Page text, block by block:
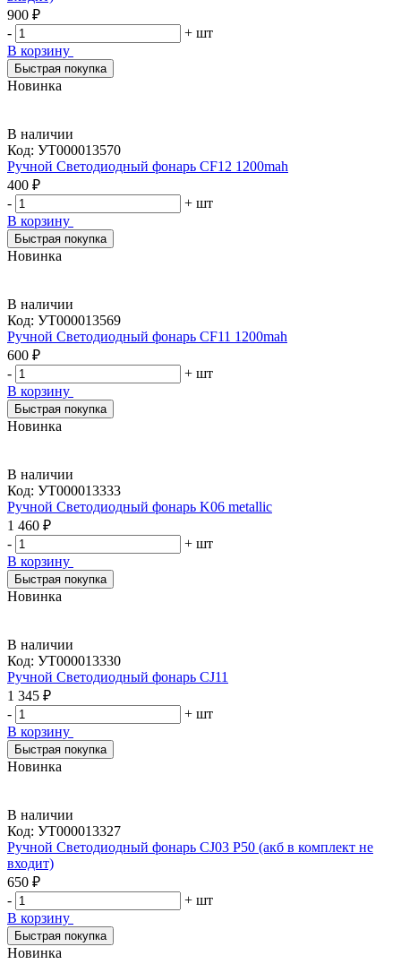
900 ₽
-
+ шт
В корзину
Быстрая покупка
Новинка
В наличии
Код: УТ000013570
Ручной Светодиодный фонарь CF12 1200mah
400 ₽
-
+ шт
В корзину
Быстрая покупка
Новинка
В наличии
Код: УТ000013569
Ручной Светодиодный фонарь CF11 1200mah
600 ₽
-
+ шт
В корзину
Быстрая покупка
Новинка
В наличии
Код: УТ000013333
Ручной Светодиодный фонарь K06 metallic
1 460 ₽
-
+ шт
В корзину
Быстрая покупка
Новинка
В наличии
Код: УТ000013330
Ручной Светодиодный фонарь CJ11
1 345 ₽
-
+ шт
В корзину
Быстрая покупка
Новинка
В наличии
Код: УТ000013327
Ручной Светодиодный фонарь CJ03 P50 (акб в комплект не
входит)
650 ₽
-
+ шт
В корзину
Быстрая покупка
Новинка